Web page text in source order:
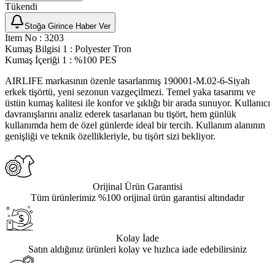
Tükendi
Stoğa Girince Haber Ver
Item No : 3203
Kumaş Bilgisi 1 : Polyester Tron
Kumaş İçeriği 1 : %100 PES
AIRLIFE markasının özenle tasarlanmış 190001-M.02-6-Siyah
erkek tişörtü, yeni sezonun vazgeçilmezi. Temel yaka tasarımı ve
üstün kumaş kalitesi ile konfor ve şıklığı bir arada sunuyor. Kullanıcı
davranışlarını analiz ederek tasarlanan bu tişört, hem günlük
kullanımda hem de özel günlerde ideal bir tercih. Kullanım alanının
genişliği ve teknik özellikleriyle, bu tişört sizi bekliyor.
Orijinal Ürün Garantisi
Tüm ürünlerimiz %100 orijinal ürün garantisi altındadır
Kolay İade
Satın aldığınız ürünleri kolay ve hızlıca iade edebilirsiniz